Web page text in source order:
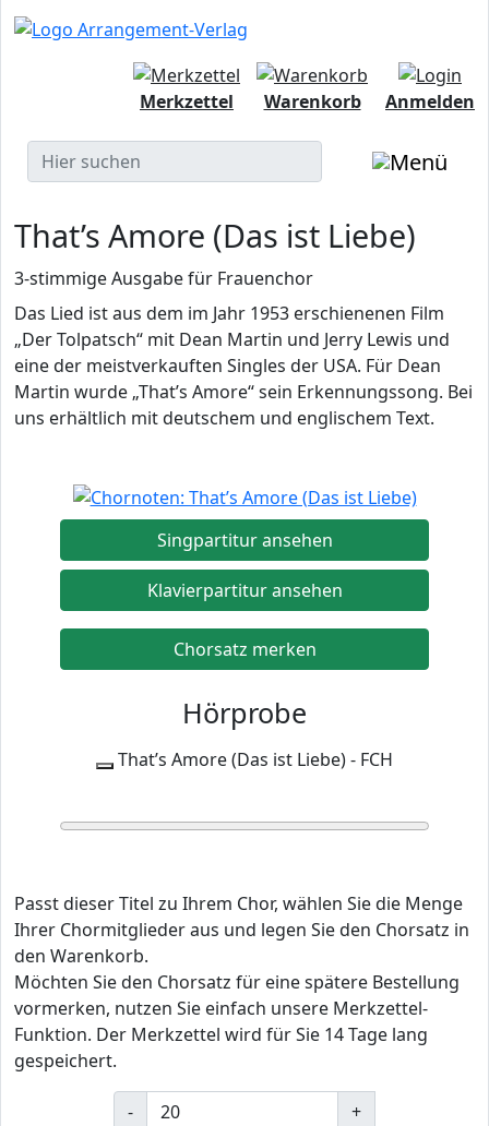
Anmelden
Warenkorb
Merkzettel
That’s Amore (Das ist Liebe)
3-stimmige Ausgabe für Frauenchor
Das Lied ist aus dem im Jahr 1953 erschienenen Film
„Der Tolpatsch“ mit Dean Martin und Jerry Lewis und
eine der meistverkauften Singles der USA. Für Dean
Martin wurde „That’s Amore“ sein Erkennungssong. Bei
uns erhältlich mit deutschem und englischem Text.
Singpartitur ansehen
Klavierpartitur ansehen
Chorsatz merken
Hörprobe
That’s Amore (Das ist Liebe) - FCH
Passt dieser Titel zu Ihrem Chor, wählen Sie die Menge
Ihrer Chormitglieder aus und legen Sie den Chorsatz in
den Warenkorb.
Möchten Sie den Chorsatz für eine spätere Bestellung
vormerken, nutzen Sie einfach unsere Merkzettel-
Funktion. Der Merkzettel wird für Sie 14 Tage lang
gespeichert.
- +